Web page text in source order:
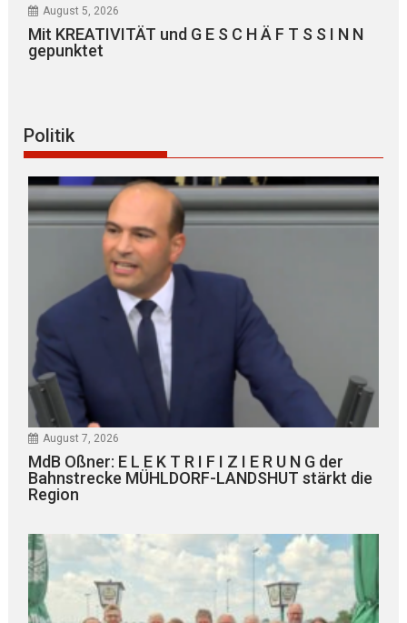
August 5, 2026
Mit KREATIVITÄT und G E S C H Ä F T S S I N N
gepunktet
Politik
August 7, 2026
MdB Oßner: E L E K T R I F I Z I E R U N G der
Bahnstrecke MÜHLDORF-LANDSHUT stärkt die
Region